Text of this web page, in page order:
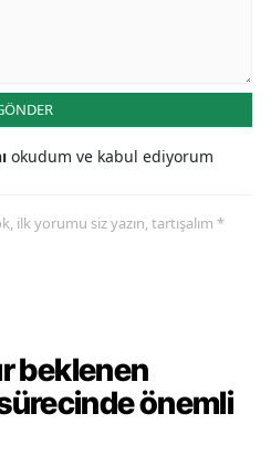
okudum ve kabul ediyorum
ilk yorumu siz yazın, tartışalım *
beklenen
önemli